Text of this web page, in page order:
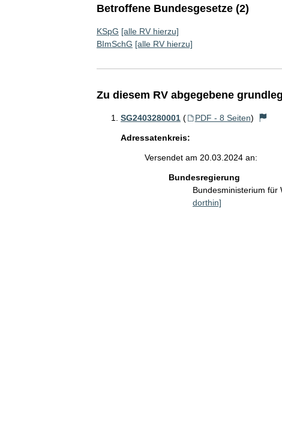
Betroffene Bundesgesetze (2)
KSpG [alle RV hierzu]
BImSchG [alle RV hierzu]
Zu diesem RV abgegebene
SG2403280001 ( PDF - 8 Seiten)
Adressatenkreis:
Versendet am 20.03.2024 an:
Bundesregierung
Bundesministerium für
dorthin]